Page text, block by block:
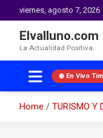
viernes, agosto 7, 2026
Elvalluno.com
La Actualidad Positiva.
En Vivo
Home TURISMO Y